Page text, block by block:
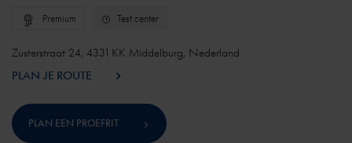
Premium Test center
Zusterstraat 24, 4331 KK Middelburg, Nederland
PLAN JE ROUTE
PLAN EEN PROEFRIT